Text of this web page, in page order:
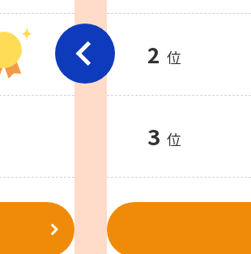
2 位
3 位